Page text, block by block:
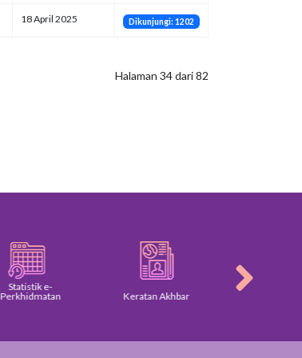
18 April 2025 Dikunjungi: 1202
Halaman 34 dari 82
Statistik e-
Perkhidmatan
Keratan Akhbar